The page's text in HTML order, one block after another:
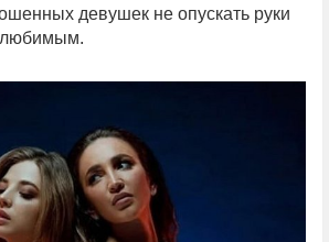
девушек не опускать руки
любимым.